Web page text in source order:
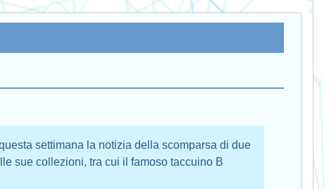
settimana la notizia della scomparsa di due
sue collezioni, tra cui il famoso taccuino B